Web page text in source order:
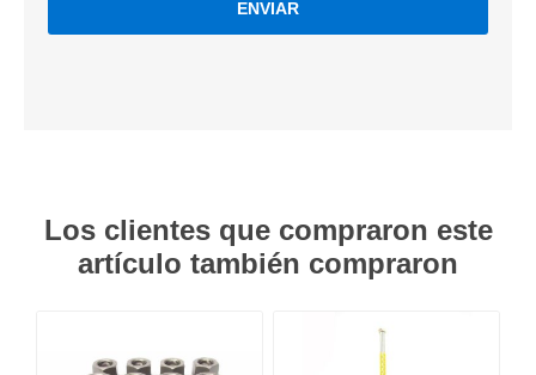
ENVIAR
Los clientes que compraron este
artículo también compraron